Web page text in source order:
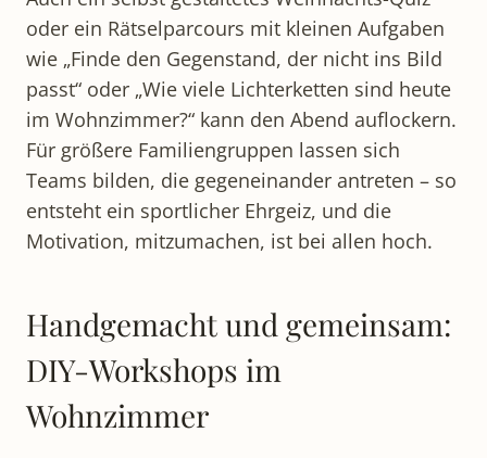
oder ein Rätselparcours mit kleinen Aufgaben
wie „Finde den Gegenstand, der nicht ins Bild
passt“ oder „Wie viele Lichterketten sind heute
im Wohnzimmer?“ kann den Abend auflockern.
Für größere Familiengruppen lassen sich
Teams bilden, die gegeneinander antreten – so
entsteht ein sportlicher Ehrgeiz, und die
Motivation, mitzumachen, ist bei allen hoch.
Handgemacht und gemeinsam:
DIY-Workshops im
Wohnzimmer